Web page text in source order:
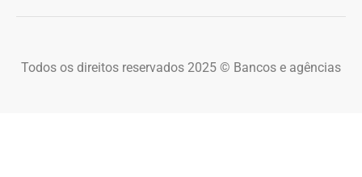
Todos os direitos reservados 2025 © Bancos e agências